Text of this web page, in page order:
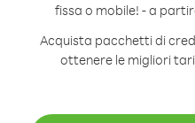
fissa o mobile! - a
Acquista pacchetti di
ottenere le migliori